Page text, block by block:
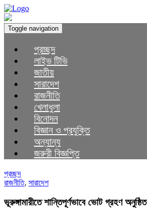
Toggle navigation
প্রচ্ছদ
লাইভ টিভি
জাতীয়
সারাদেশ
রাজনীতি
খেলাধুলা
বিনোদন
বিজ্ঞান ও প্রযুক্তি
অন্যান্য
জরুরী বিজ্ঞপ্তি
প্রচ্ছদ
রাজনীতি, সারাদেশ
ভূরুঙ্গামারীতে শান্তিপূর্ণভাবে ভোট গ্রহণ অনুষ্ঠিত